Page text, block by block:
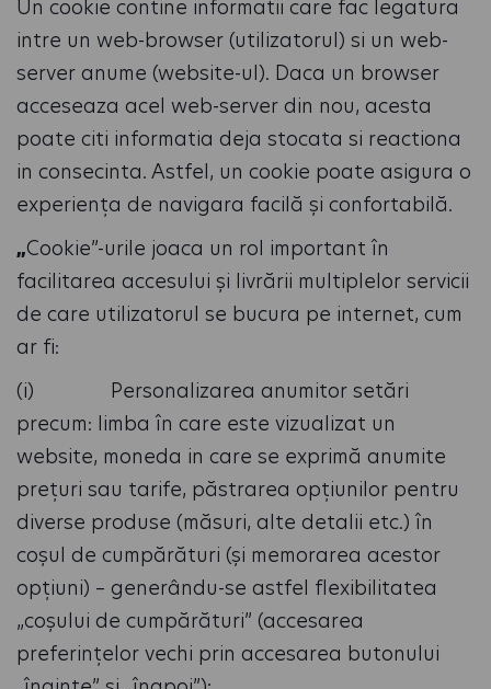
Un cookie contine informatii care fac legatura
intre un web-browser (utilizatorul) si un web-
server anume (website-ul). Daca un browser
acceseaza acel web-server din nou, acesta
poate citi informatia deja stocata si reactiona
in consecinta. Astfel, un cookie poate asigura o
experiența de navigara facilă și confortabilă.
„Cookie”-urile joaca un rol important în
facilitarea accesului și livrării multiplelor servicii
de care utilizatorul se bucura pe internet, cum
ar fi:
(i) Personalizarea anumitor setări
precum: limba în care este vizualizat un
website, moneda in care se exprimă anumite
prețuri sau tarife, păstrarea opțiunilor pentru
diverse produse (măsuri, alte detalii etc.) în
coșul de cumpărături (și memorarea acestor
opțiuni) – generându-se astfel flexibilitatea
„coșului de cumpărături” (accesarea
preferințelor vechi prin accesarea butonului